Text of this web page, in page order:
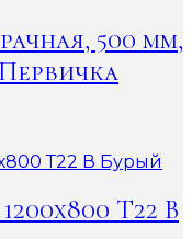
500 мм,
Т22 В